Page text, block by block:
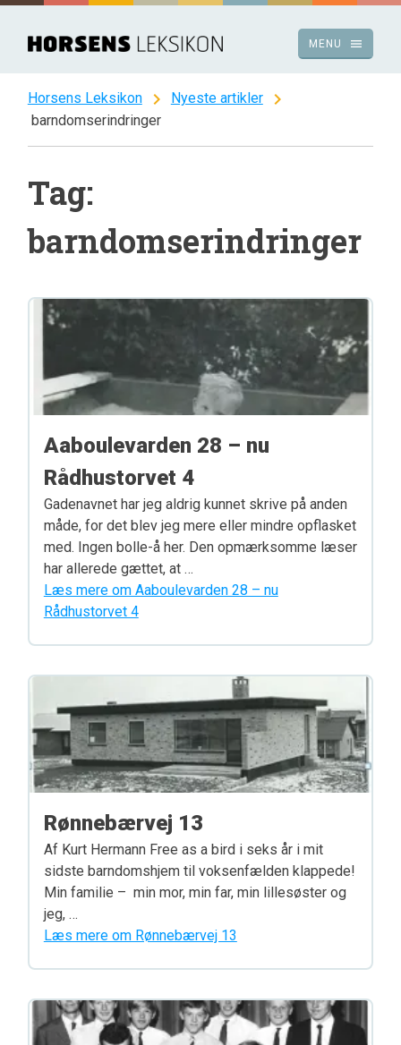
Spring
indhold
menu
MENU
Horsens Leksikon chevron_right Nyeste artikler chevron_right
barndomserindringer
Tag:
barndomserindringer
Aaboulevarden 28 – nu
Rådhustorvet 4
Gadenavnet har jeg aldrig kunnet skrive på anden
måde, for det blev jeg mere eller mindre opflasket
med. Ingen bolle-å her. Den opmærksomme læser
har allerede gættet, at …
Læs mere om Aaboulevarden 28 – nu
Rådhustorvet 4
Rønnebærvej 13
Af Kurt Hermann Free as a bird i seks år i mit
sidste barndomshjem til voksenfælden klappede!
Min familie – min mor, min far, min lillesøster og
jeg, …
Læs mere om Rønnebærvej 13